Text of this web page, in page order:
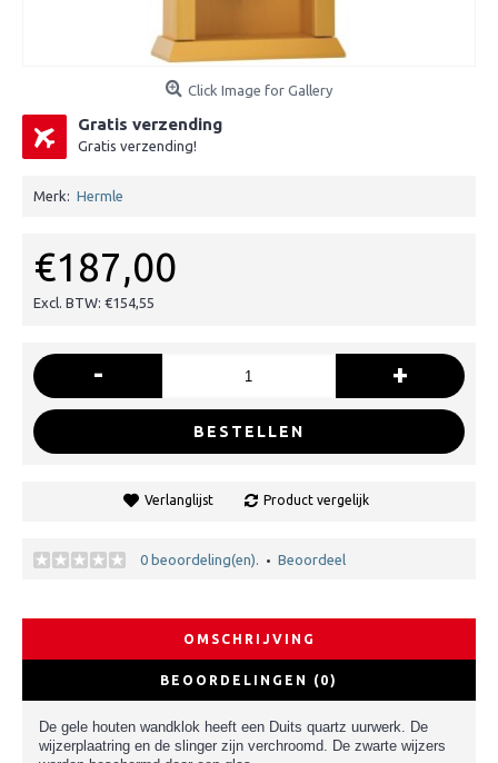
Click Image for Gallery
Gratis verzending
Gratis verzending!
Merk: Hermle
€187,00
Excl. BTW: €154,55
- +
BESTELLEN
Verlanglijst Product vergelijk
0 beoordeling(en). • Beoordeel
OMSCHRIJVING
BEOORDELINGEN (0)
De gele houten wandklok heeft een Duits quartz uurwerk. De
wijzerplaatring en de slinger zijn verchroomd. De zwarte wijzers